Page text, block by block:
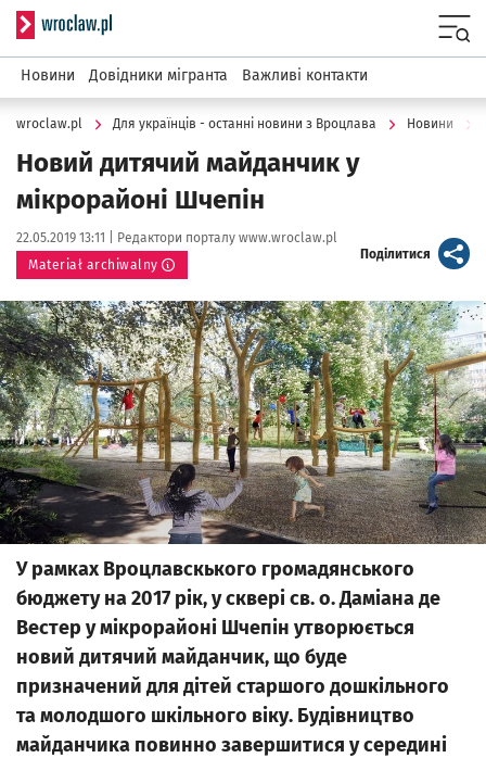
Serwis informacyjny wroclaw.pl
Новини Довідники мігранта Важливі контакти
wroclaw.pl Для українців - останні новини з Вроцлава Новини
Новий дитячий майданчик у
мікрорайоні Шчепін
Data publikacji:
22.05.2019 13:11 | Autor:
Редактори порталу www.wroclaw.pl
Materiał archiwalny
Поділитися artykuł
Kliknij, aby powiększyć
У рамках Вроцлавскького громадянського
бюджету на 2017 рік, у сквері св. о. Даміана де
Вестер у мікрорайоні Шчепін утворюється
новий дитячий майданчик, що буде
призначений для дітей старшого дошкільного
та молодшого шкільного віку. Будівництво
майданчика повинно завершитися у середині